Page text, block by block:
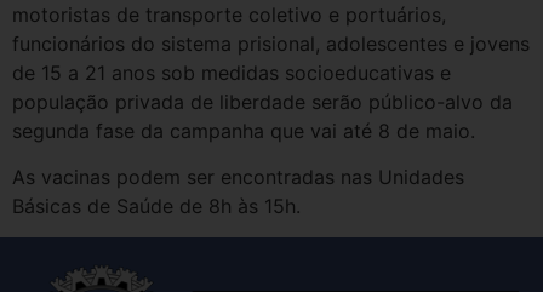
motoristas de transporte coletivo e portuários,
funcionários do sistema prisional, adolescentes e jovens
de 15 a 21 anos sob medidas socioeducativas e
população privada de liberdade serão público-alvo da
segunda fase da campanha que vai até 8 de maio.
As vacinas podem ser encontradas nas Unidades
Básicas de Saúde de 8h às 15h.